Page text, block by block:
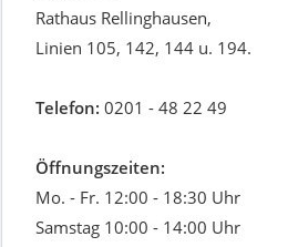
Rathaus Rellinghausen,
Linien 105, 142, 144 u. 194.
Telefon: 0201 - 48 22 49
Öffnungszeiten:
Mo. - Fr. 12:00 - 18:30 Uhr
Samstag 10:00 - 14:00 Uhr